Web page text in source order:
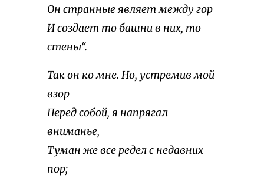
Он странные являет между гор
И создает то башни в них, то
стены“.
Так он ко мне. Но, устремив мой
взор
Перед собой, я напрягал
вниманье,
Туман же все редел с недавних
пор;